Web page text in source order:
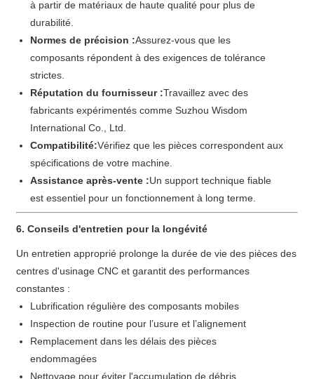
à partir de matériaux de haute qualité pour plus de
durabilité.
Normes de précision :Assurez-vous que les
composants répondent à des exigences de tolérance
strictes.
Réputation du fournisseur :Travaillez avec des
fabricants expérimentés comme Suzhou Wisdom
International Co., Ltd.
Compatibilité:Vérifiez que les pièces correspondent aux
spécifications de votre machine.
Assistance après-vente :Un support technique fiable
est essentiel pour un fonctionnement à long terme.
6. Conseils d'entretien pour la longévité
Un entretien approprié prolonge la durée de vie des pièces des
centres d'usinage CNC et garantit des performances
constantes :
Lubrification régulière des composants mobiles
Inspection de routine pour l’usure et l’alignement
Remplacement dans les délais des pièces
endommagées
Nettoyage pour éviter l'accumulation de débris